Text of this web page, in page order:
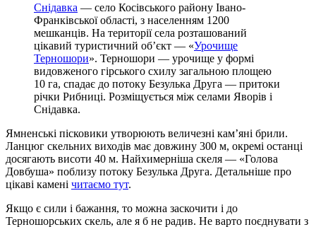
Снідавка — село Косівського району Івано-
Франківської області, з населенням 1200
мешканців. На території села розташований
цікавий туристичний об’єкт — «Урочище
Терношори». Терношори — урочище у формі
видовженого гірського схилу загальною площею
10 га, спадає до потоку Безулька Друга — притоки
річки Рибниці. Розміщується між селами Яворів і
Снідавка.
Ямненські пісковики утворюють величезні кам’яні брили.
Ланцюг скельних виходів має довжину 300 м, окремі останці
досягають висоти 40 м. Найхимерніша скеля — «Голова
Довбуша» поблизу потоку Безулька Друга. Детальніше про
цікаві камені читаємо тут.
Якщо є сили і бажання, то можна заскочити і до
Терношорських скель, але я б не радив. Не варто поєднувати з